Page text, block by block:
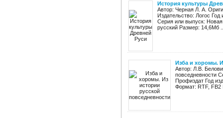
История культуры
Автор: Черная Л. А.
Издательство: Логос
Серия или выпуск:
русский Размер: 14,6Мб
Изба и хоромы.
Автор: Л.В.
повседневности
Профиздат Год
Формат: RTF, FB2